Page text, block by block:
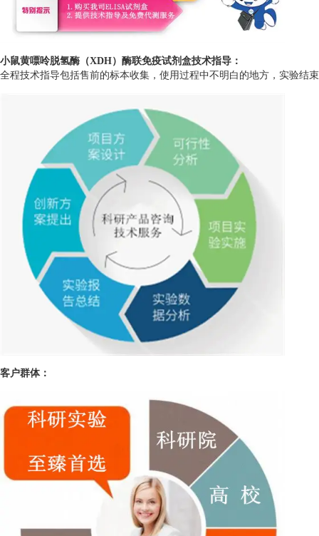
小鼠黄嘌呤脱氢酶（XDH）酶联免疫试剂盒技术指导：
全程技术指导包括售前的标本收集，使用过程中不明白的地方，实验结
客户群体：